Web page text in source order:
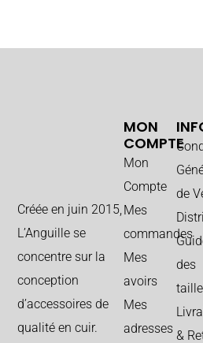
Créée en juin 2015,
L’Anguille se
concentre sur la
conception
d’accessoires de
qualité en cuir.
de
des
&
MON
COMPTE
Mon
Compte
Mes
commandes
Mes
avoirs
Mes
adresses